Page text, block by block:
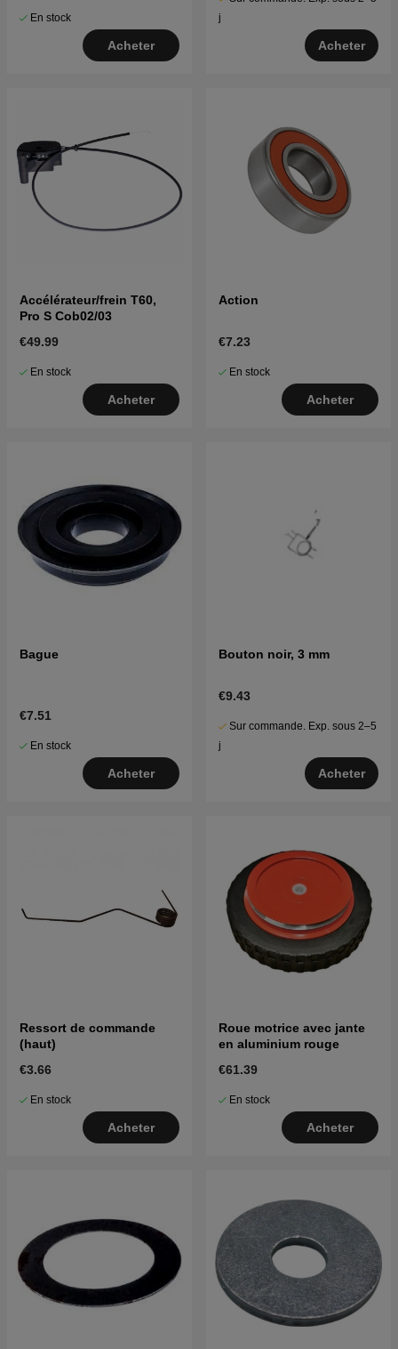
En stock
Acheter
j
Acheter
Accélérateur/frein T60,
Pro S Cob02/03
€49.99
En stock
Acheter
Action
€7.23
En stock
Acheter
Bague
€7.51
En stock
Acheter
Bouton noir, 3 mm
€9.43
Sur commande. Exp. sous 2–5
j
Acheter
Ressort de commande
(haut)
€3.66
En stock
Acheter
Roue motrice avec jante
en aluminium rouge
€61.39
En stock
Acheter